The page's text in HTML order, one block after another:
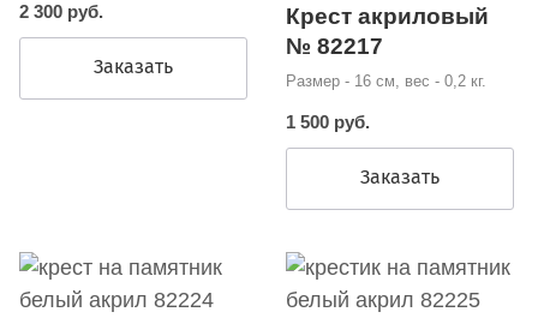
2 300 руб.
Заказать
Крест акриловый
№ 82217
Размер - 16 см, вес - 0,2 кг.
1 500 руб.
Заказать